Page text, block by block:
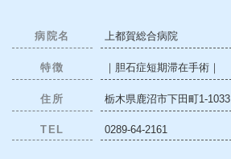
病院名 上都賀総合病院
特徴 ｜胆石症短期滞在手術｜
住所 栃木県鹿沼市下田町1-1033
TEL 0289-64-2161